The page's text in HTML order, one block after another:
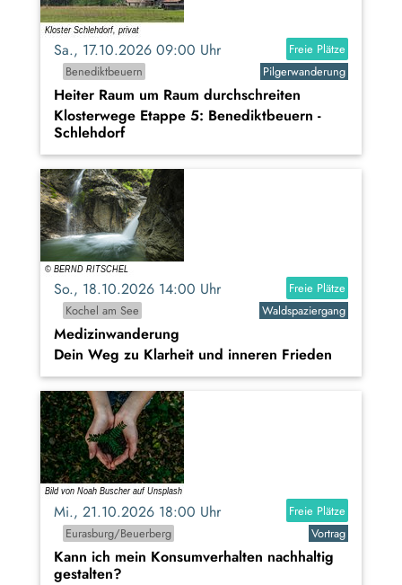
Sa., 17.10.2026 09:00 Uhr
Freie Plätze
Benediktbeuern
Pilgerwanderung
Heiter Raum um Raum durchschreiten
Klosterwege Etappe 5: Benediktbeuern -
Schlehdorf
So., 18.10.2026 14:00 Uhr
Freie Plätze
Kochel am See
Waldspaziergang
Medizinwanderung
Dein Weg zu Klarheit und inneren Frieden
Mi., 21.10.2026 18:00 Uhr
Freie Plätze
Eurasburg/Beuerberg
Vortrag
Kann ich mein Konsumverhalten nachhaltig
gestalten?